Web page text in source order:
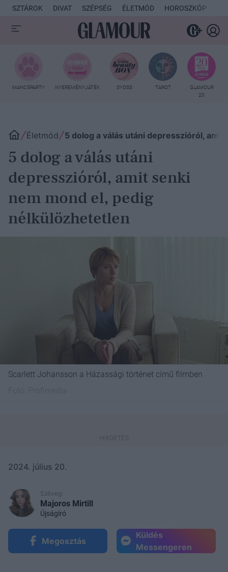
SZTÁROK DIVAT SZÉPSÉG ÉLETMÓD HOROSZKÓP
MANCSPARTY NYEREMÉNYJÁTÉK SYOSS TAROT
GLAMOUR
20
Életmód 5 dolog a válás utáni depresszióról, amit
5 dolog a válás utáni
depresszióról, amit senki
nem mond el, pedig
nélkülözhetetlen
Scarlett Johansson a Házassági történet című filmben
2024. július 20.
Szöveg:
Majoros Mirtill
Újságíró
Megosztás
Küldés
Messengeren